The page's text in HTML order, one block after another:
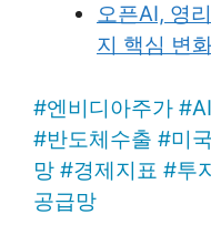
오픈AI, 영
지 핵심 변
#엔비디아주가 #
#반도체수출 #미
망 #경제지표 #투
공급망